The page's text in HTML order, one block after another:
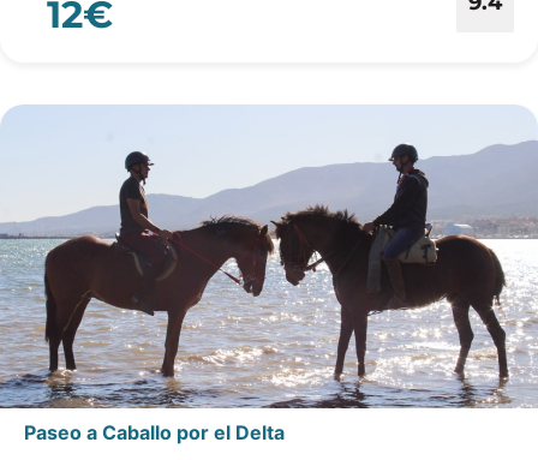
12€
Paseo a Caballo por el Delta